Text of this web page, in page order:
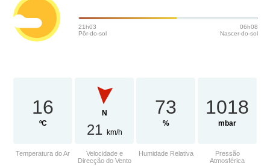
21h03
Pôr-do-sol
06h08
Nascer-do-sol
16
ºC
Temperatura do Ar
N
21 km/h
Velocidade e
Direcção do Vento
73
%
Humidade Relativa
1018
mbar
Pressão
Atmosférica